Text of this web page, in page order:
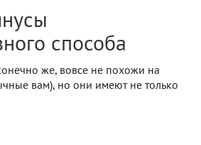
способа
же, вовсе не похожи на
вам), но они имеют не только